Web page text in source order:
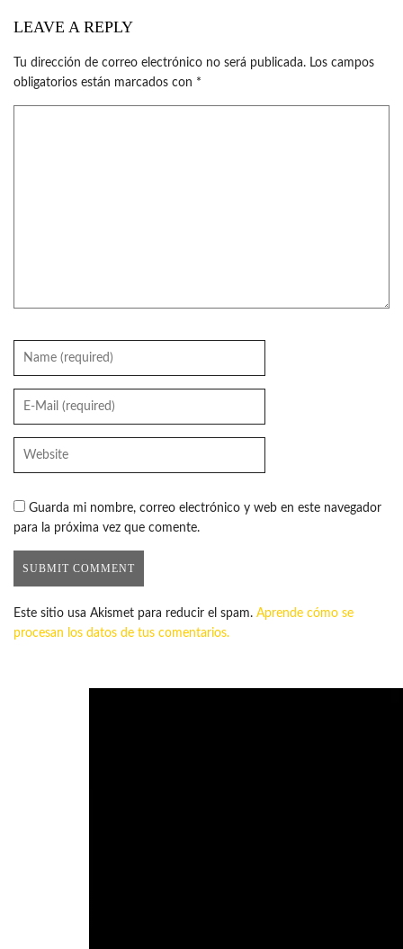
LEAVE A REPLY
Tu dirección de correo electrónico no será publicada. Los campos
obligatorios están marcados con *
Guarda mi nombre, correo electrónico y web en este navegador
para la próxima vez que comente.
Este sitio usa Akismet para reducir el spam. Aprende cómo se
procesan los datos de tus comentarios.